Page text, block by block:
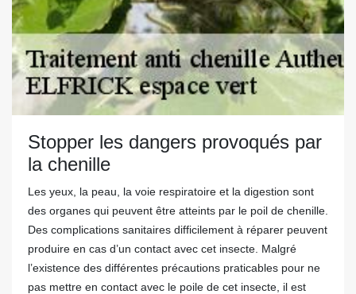
Stopper les dangers provoqués par
la chenille
Les yeux, la peau, la voie respiratoire et la digestion sont
des organes qui peuvent être atteints par le poil de chenille.
Des complications sanitaires difficilement à réparer peuvent
produire en cas d’un contact avec cet insecte. Malgré
l’existence des différentes précautions praticables pour ne
pas mettre en contact avec le poile de cet insecte, il est